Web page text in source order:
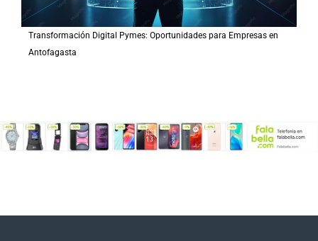
Transformación Digital Pymes: Oportunidades para Empresas en
Antofagasta